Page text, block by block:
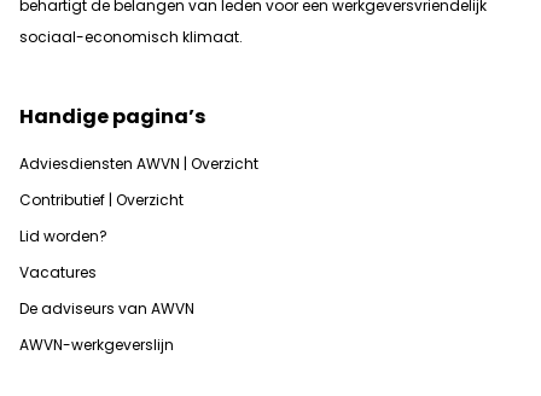
behartigt de belangen van leden voor een werkgeversvriendelijk
sociaal-economisch klimaat.
Handige pagina’s
Adviesdiensten AWVN | Overzicht
Contributief | Overzicht
Lid worden?
Vacatures
De adviseurs van AWVN
AWVN-werkgeverslijn